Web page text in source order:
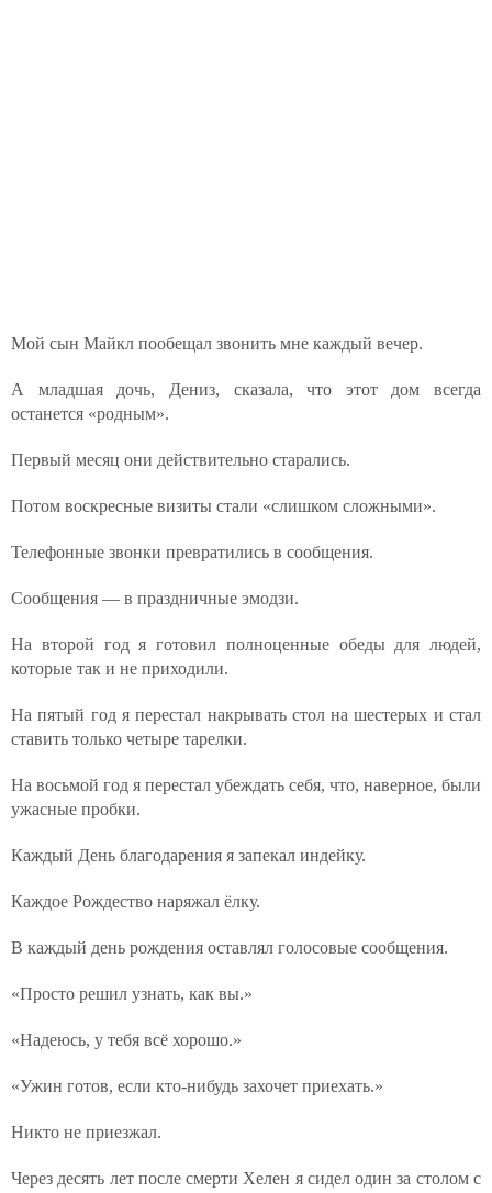
Мой сын Майкл пообещал звонить мне каждый вечер.
А младшая дочь, Дениз, сказала, что этот дом всегда
останется «родным».
Первый месяц они действительно старались.
Потом воскресные визиты стали «слишком сложными».
Телефонные звонки превратились в сообщения.
Сообщения — в праздничные эмодзи.
На второй год я готовил полноценные обеды для людей,
которые так и не приходили.
На пятый год я перестал накрывать стол на шестерых и стал
ставить только четыре тарелки.
На восьмой год я перестал убеждать себя, что, наверное, были
ужасные пробки.
Каждый День благодарения я запекал индейку.
Каждое Рождество наряжал ёлку.
В каждый день рождения оставлял голосовые сообщения.
«Просто решил узнать, как вы.»
«Надеюсь, у тебя всё хорошо.»
«Ужин готов, если кто-нибудь захочет приехать.»
Никто не приезжал.
Через десять лет после смерти Хелен я сидел один за столом с